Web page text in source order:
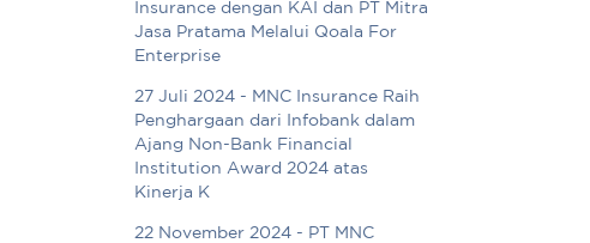
Insurance dengan KAI dan PT Mitra
Jasa Pratama Melalui Qoala For
Enterprise
27 Juli 2024 - MNC Insurance Raih
Penghargaan dari Infobank dalam
Ajang Non-Bank Financial
Institution Award 2024 atas
Kinerja K
22 November 2024 - PT MNC